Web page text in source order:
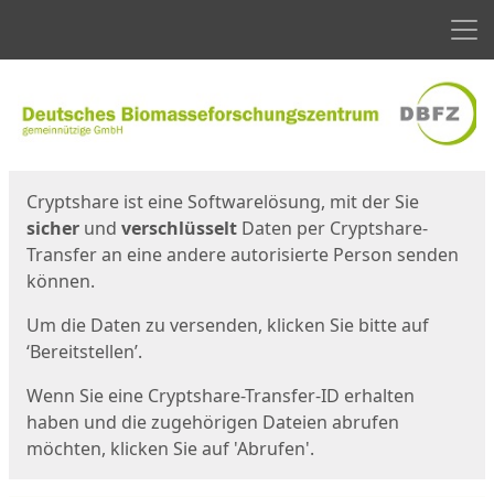
Cryptshare ist eine Softwarelösung, mit der Sie
sicher und verschlüsselt Daten per Cryptshare-
Transfer an eine andere autorisierte Person senden
können.
Um die Daten zu versenden, klicken Sie bitte auf
‘Bereitstellen’.
Wenn Sie eine Cryptshare-Transfer-ID erhalten
haben und die zugehörigen Dateien abrufen
möchten, klicken Sie auf 'Abrufen'.